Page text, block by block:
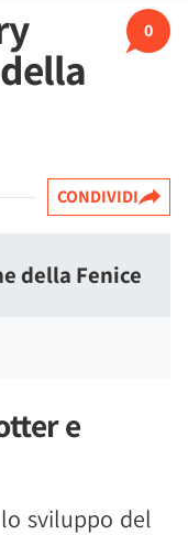
0
CONDIVIDI
della Fenice
e
sviluppo del